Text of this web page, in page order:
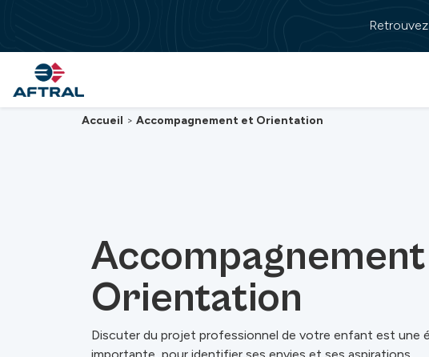
Accueil > Accompagnement et Orientation
Orientation
Discuter du projet professionnel de votre enfant est une